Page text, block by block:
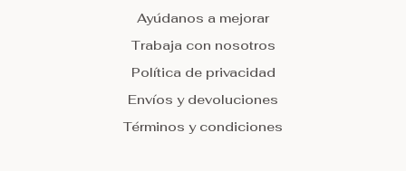
Ayúdanos a mejorar
Trabaja con nosotros
Política de privacidad
Envíos y devoluciones
Términos y condiciones